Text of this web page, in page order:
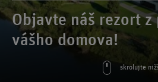
Objavte náš rezort
vášho domova!
skrolujte